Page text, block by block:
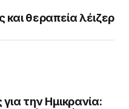
και θεραπεία λέιζερ
την Ημικρανία: